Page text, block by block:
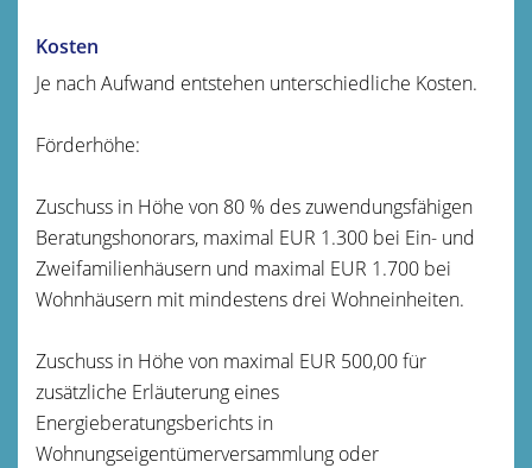
Kosten
Je nach Aufwand entstehen unterschiedliche Kosten.
Förderhöhe:
Zuschuss in Höhe von 80 % des zuwendungsfähigen
Beratungshonorars, maximal EUR 1.300 bei Ein- und
Zweifamilienhäusern und maximal EUR 1.700 bei
Wohnhäusern mit mindestens drei Wohneinheiten.
Zuschuss in Höhe von maximal EUR 500,00 für
zusätzliche Erläuterung eines
Energieberatungsberichts in
Wohnungseigentümerversammlung oder